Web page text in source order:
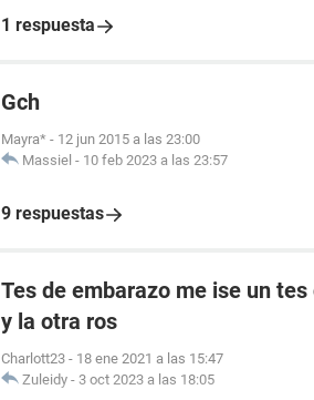
1 respuesta
Gch
Mayra* - 12 jun 2015 a las 23:00
Massiel - 10 feb 2023 a las 23:57
9 respuestas
Tes de embarazo me ise un
y la otra ros
Charlott23 - 18 ene 2021 a las 15:47
Zuleidy - 3 oct 2023 a las 18:05